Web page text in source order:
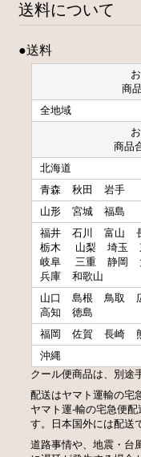
送料について
●送料
商
全地域
商品
北海道
青森
秋田 岩手
山形
宮城 福島
福井
石川 富山
栃木
山梨 埼玉
岐阜
三重 静岡
兵庫
和歌山
山口 島根 鳥取
高知
徳島
福岡 佐賀 長崎
沖縄
クール便商品は、別途
配送はヤマト運輸の宅
ヤマト運-輸の宅急便
す。日本国外には配送
道路事情や、地震・台